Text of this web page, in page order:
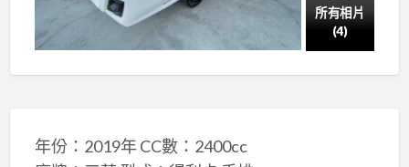
所有相片
(4)
年份：2019年 CC數：2400cc